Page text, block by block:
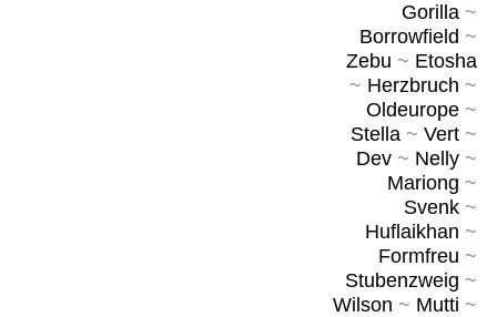
Gorilla~
Borrowfield ~
Zebu ~ Etosha
~ Herzbruch ~
Oldeurope~
Stella~ Vert~
Dev~ Nelly~
Mariong ~
Svenk~
Huflaikhan ~
Formfreu ~
Stubenzweig ~
Wilson ~ Mutti ~